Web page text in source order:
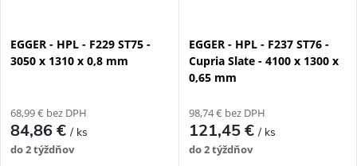
EGGER - HPL - F229 ST75 -
3050 x 1310 x 0,8 mm
68,99 € bez DPH
84,86 €/ ks
do 2 týždňov
EGGER - HPL - F237 ST76 -
Cupria Slate - 4100 x 1300 x
0,65 mm
98,74 € bez DPH
121,45 €/ ks
do 2 týždňov